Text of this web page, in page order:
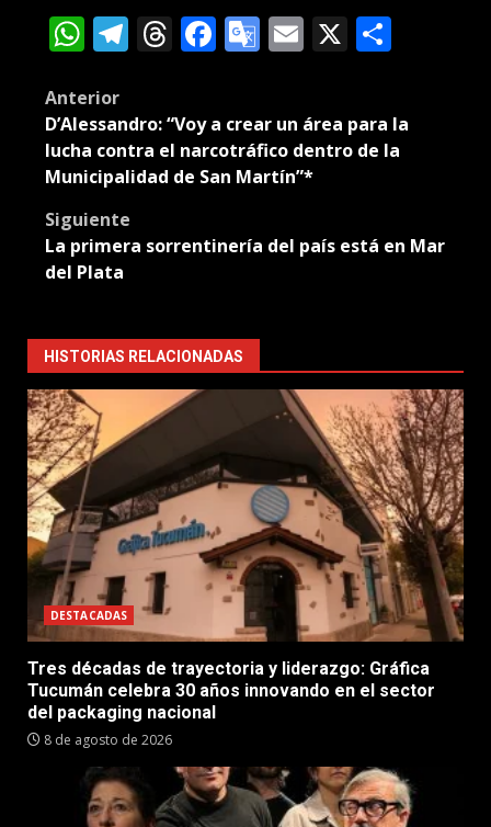
WhatsApp
Telegram
Threads
Facebook
Google
Email
X
Post
navigation
Anterior
D’Alessandro: “Voy a crear un área para la
lucha contra el narcotráfico dentro de la
Municipalidad de San Martín”*
Siguiente
La primera sorrentinería del país está en Mar
del Plata
HISTORIAS RELACIONADAS
DESTACADAS
Tres décadas de trayectoria y liderazgo: Gráfica
Tucumán celebra 30 años innovando en el sector
del packaging nacional
8 de agosto de 2026